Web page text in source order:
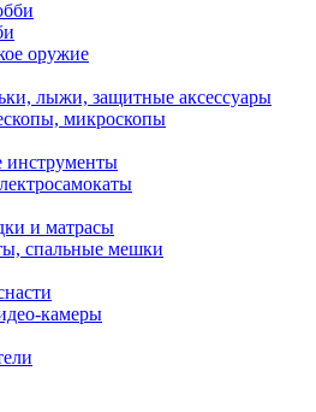
оружие
лыжи, защитные аксессуары
микроскопы
и матрасы
спальные мешки
камеры